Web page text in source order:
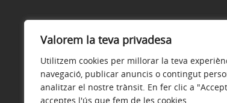
Valorem la teva privadesa
Utilitzem cookies per millorar la teva
navegació, publicar anuncis o contingut
analitzar el nostre trànsit. En fer clic a
acceptes l'ús que fem de les cookies.
De dilluns a divendres de 9 a 14 hores
Avís legal Política de privacitat